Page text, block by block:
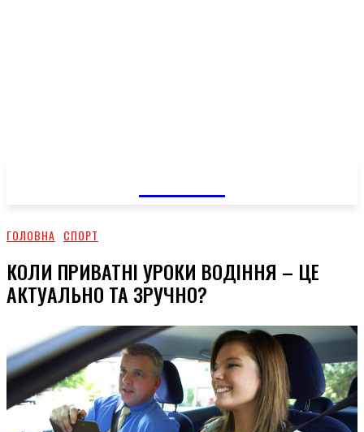
ГОЛОВНА СПОРТ
КОЛИ ПРИВАТНІ УРОКИ ВОДІННЯ – ЦЕ
АКТУАЛЬНО ТА ЗРУЧНО?